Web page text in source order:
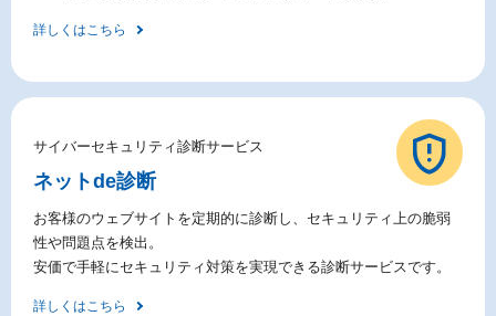
詳しくはこちら
サイバーセキュリティ診断サービス
ネットde診断
お客様のウェブサイトを定期的に診断し、セキュリティ上の脆弱
性や問題点を検出。
安価で手軽にセキュリティ対策を実現できる診断サービスです。
詳しくはこちら